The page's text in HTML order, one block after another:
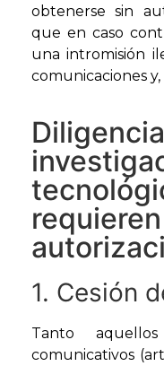
obtenerse sin
que en caso
una intromisión
comunicaciones y,
1. Cesión
Tanto
comunicativos